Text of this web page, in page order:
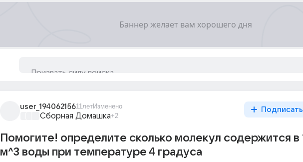
user_19406215611летИзменено
Сборная Домашка+2
Помогите! определите сколько молекул содержится в
м^3 воды при температуре 4 градуса